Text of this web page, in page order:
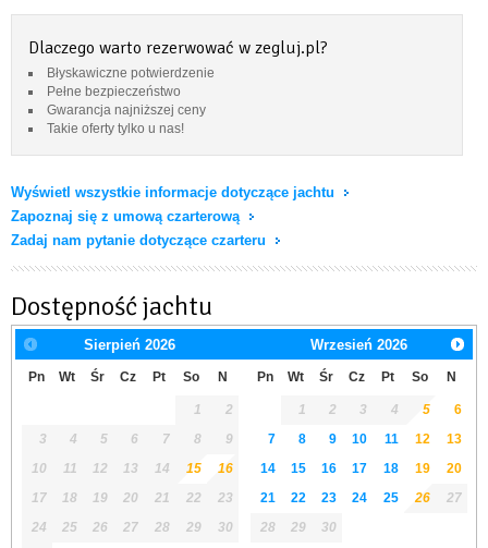
Dlaczego warto rezerwować w zegluj.pl?
Błyskawiczne potwierdzenie
Pełne bezpieczeństwo
Gwarancja najniższej ceny
Takie oferty tylko u nas!
Wyświetl wszystkie informacje dotyczące jachtu
Zapoznaj się z umową czarterową
Zadaj nam pytanie dotyczące czarteru
Dostępność jachtu
Sierpień 2026
Pn Wt Śr Cz Pt So N
1
2
3
4 5 6 7 8
9
10
11 12 13 14 15
16
17
18 19 20 21 22
23
24
25 26 27 28 29
30
Wrzesień 2026
Pn Wt Śr Cz Pt So N
1 2 3 4 5
6
7
8 9 10 11 12
13
14
15 16 17 18 19
20
21
22 23 24 25 26
27
28
29 30